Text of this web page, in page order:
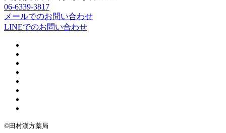
06-6339-3817
メールでのお問い合わせ
LINEでのお問い合わせ
©田村漢方薬局